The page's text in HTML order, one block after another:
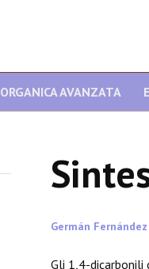
ORGANICA AVANZATA
Germán Fernández
Gli 1,4-dicarbonili